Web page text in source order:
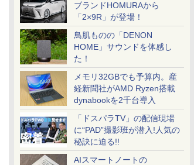
ブランドHOMURAから
「2×9R」が登場！
鳥肌ものの「DENON
HOME」サウンドを体感し
た！
メモリ32GBでも予算内。産
経新聞社がAMD Ryzen搭載
dynabookを2千台導入
「ドスパラTV」の配信現場
に“PAD”撮影班が潜入!人気の
秘訣に迫る!!
AIスマートノートの